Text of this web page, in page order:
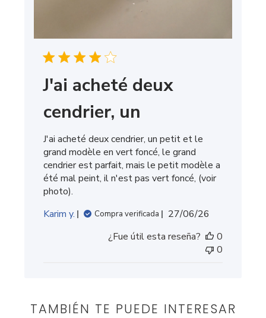
J'ai acheté deux
cendrier, un
J'ai acheté deux cendrier, un petit et le
grand modèle en vert foncé, le grand
cendrier est parfait, mais le petit modèle a
été mal peint, il n'est pas vert foncé, (voir
photo).
Karim y.
Compra verificada
Fecha
publicación
27/06/26
¿Fue útil esta reseña?
0
0
TAMBIÉN TE PUEDE INTERESAR